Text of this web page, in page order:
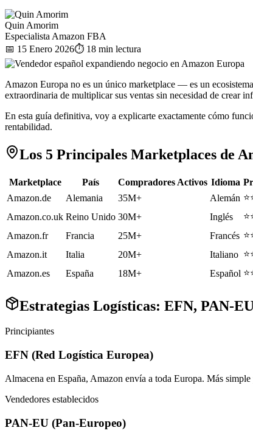
Quin Amorim
Especialista Amazon FBA
📅 15 Enero 2026⏱️ 18 min lectura
Amazon Europa no es un único marketplace — es un
extraordinaria de multiplicar sus ventas sin necesidad de crear
En esta guía definitiva, voy a explicarte exactamente cómo
rentabilidad.
Los 5 Principales Marketplaces de
Marketplace País Compradores Activos Idioma
Amazon.de
Alemania 35M+ Alemán
Amazon.co.uk Reino Unido 30M+ Inglés
Amazon.fr
Francia 25M+ Francés
Amazon.it
Italia 20M+ Italiano
Amazon.es
España 18M+ Español
Estrategias Logísticas: EFN, PAN-
Principiantes
EFN (Red Logística Europea)
Almacena en España, Amazon envía a toda Europa. Más
Vendedores establecidos
PAN-EU (Pan-Europeo)